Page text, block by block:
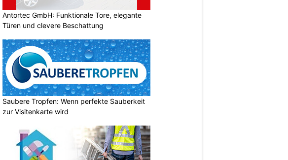
Antortec GmbH: Funktionale Tore, elegante
Türen und clevere Beschattung
Saubere Tropfen: Wenn perfekte Sauberkeit
zur Visitenkarte wird